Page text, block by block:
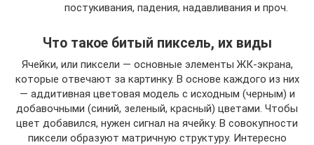
постукивания, падения, надавливания и проч.
Что такое битый пиксель, их виды
Ячейки, или пиксели — основные элементы ЖК-экрана,
которые отвечают за картинку. В основе каждого из них
— аддитивная цветовая модель с исходным (черным) и
добавочными (синий, зеленый, красный) цветами. Чтобы
цвет добавился, нужен сигнал на ячейку. В совокупности
пиксели образуют матричную структуру. Интересно